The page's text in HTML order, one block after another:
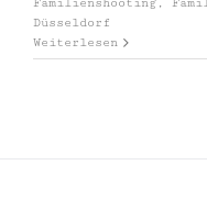
Düsseldorf
Weiterlesen